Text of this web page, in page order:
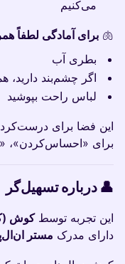
می‌کنیم
🫁 برای آمادگی لطفاً
بطری آب
اگر چشم‌بند دارید،
لباس راحت بپوشید
این فضا برای
برای «احساس‌کردن»،
👤 درباره تسهیل‌گر
این تجربه توسطکوش
دارای مدرک مستر